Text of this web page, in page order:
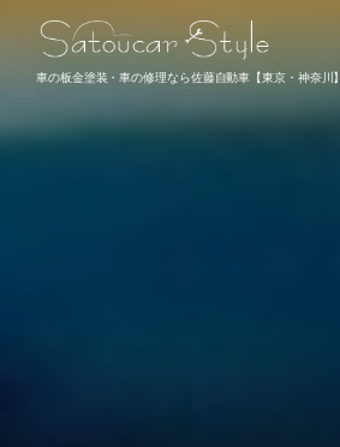
車の板金塗装・車の修理なら佐藤自動車【東京・神奈川】